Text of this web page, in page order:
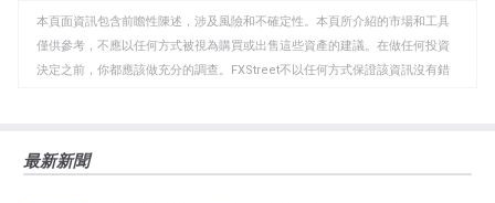
板
本頁面資訊包含前瞻性陳述，涉及風險和不確定性。本頁所介紹的市場和工具
僅供參考，不應以任何方式被視為購買或出售這些資產的建議。在做任何投資
決定之前，你都應該做充分的調查。FXStreet不以任何方式保證該資訊沒有錯
觀點，並不代表FXStreet或其廣告商的官方政策或立場。作者不對本頁連結的
最新新聞